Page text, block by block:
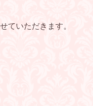
ていただきます。